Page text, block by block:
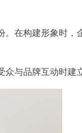
在构建形象时，
与品牌互动时建